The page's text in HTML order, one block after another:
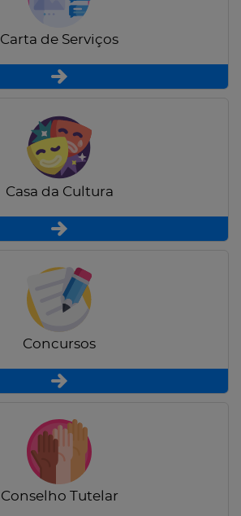
Carta de Serviços
Casa da Cultura
Concursos
Conselho Tutelar